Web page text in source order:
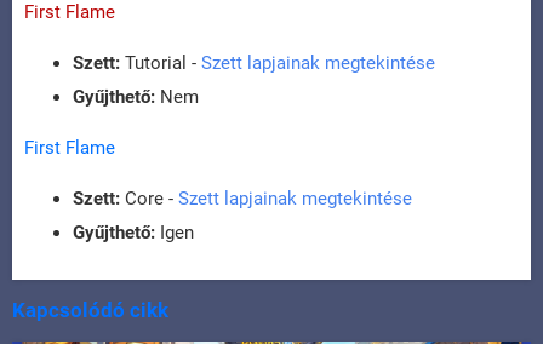
First Flame
Szett: Tutorial - Szett lapjainak megtekintése
Gyűjthető: Nem
First Flame
Szett: Core - Szett lapjainak megtekintése
Gyűjthető: Igen
Kapcsolódó cikk